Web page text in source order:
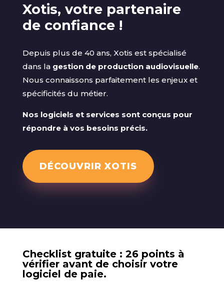
Xotis, votre partenaire
de confiance !
Depuis plus de 40 ans, Xotis est spécialisé
dans la gestion de production audiovisuelle.
Nous connaissons parfaitement les enjeux et
spécificités du métier.
Nos logiciels et services sont conçus pour
répondre à vos besoins précis.
DÉCOUVRIR XOTIS
Checklist gratuite : 26 points à
vérifier avant de choisir votre
logiciel de paie.